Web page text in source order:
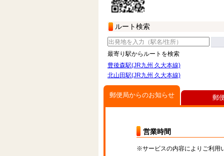
ルート検索
最寄り駅からルートを検索
豊後森駅(JR九州 久大本線)
北山田駅(JR九州 久大本線)
郵便局からのお知らせ
営業時間
※サービスの内容によりご利用
郵